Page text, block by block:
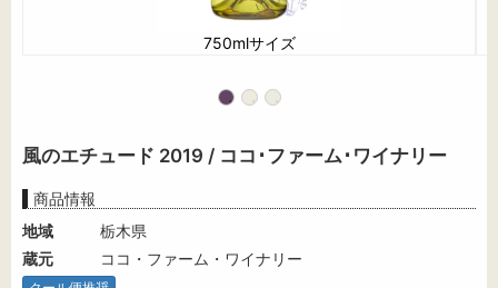
750mlサイズ
風のエチュード 2019 / ココ･ファーム･ワイナリー
商品情報
地域
栃木県
蔵元
ココ・ファーム・ワイナリー